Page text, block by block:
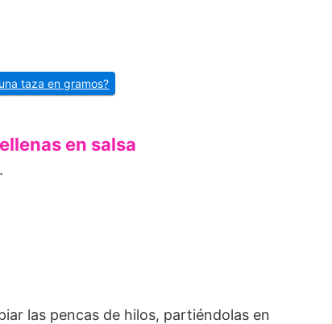
taza en gramos?
en salsa
las pencas de hilos, partiéndolas en